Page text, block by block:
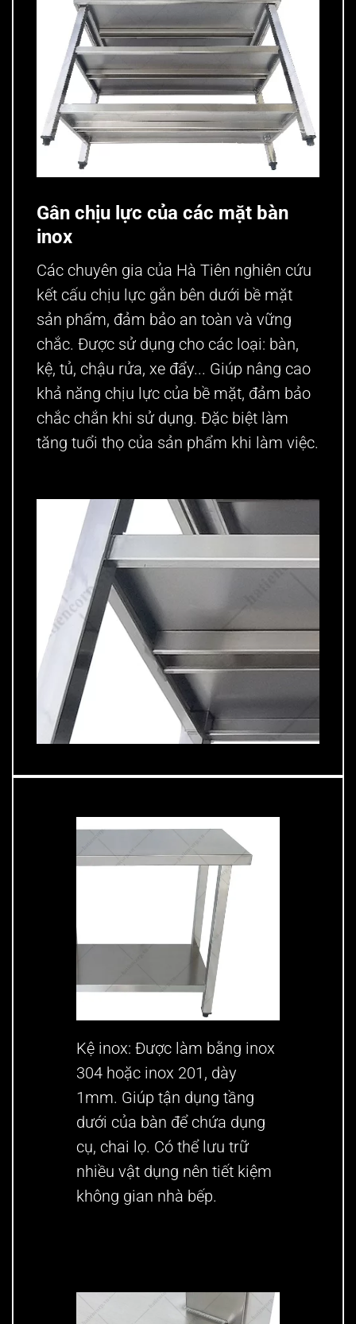
Gân chịu lực của các mặt bàn
inox
Các chuyên gia của Hà Tiên nghiên cứu
kết cấu chịu lực gắn bên dưới bề mặt
sản phẩm, đảm bảo an toàn và vững
chắc. Được sử dụng cho các loại: bàn,
kệ, tủ, chậu rửa, xe đẩy... Giúp nâng cao
khả năng chịu lực của bề mặt, đảm bảo
chắc chắn khi sử dụng. Đặc biệt làm
tăng tuổi thọ của sản phẩm khi làm việc.
Kệ inox: Được làm bằng inox
304 hoặc inox 201, dày
1mm. Giúp tận dụng tầng
dưới của bàn để chứa dụng
cụ, chai lọ. Có thể lưu trữ
nhiều vật dụng nên tiết kiệm
không gian nhà bếp.